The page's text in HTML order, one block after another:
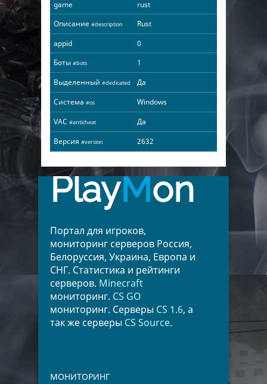
game
rust
Описание #description
Rust
appid
0
Боты #bots
1
Выделенный #dedicated
Да
Система #os
Windows
VAC #anticheat
Да
Версия #version 2632
PlayMon
Портал для игроков,
мониторинг серверов Россия,
Белоруссия, Украина, Европа и
СНГ. Статистика и рейтинги
серверов. Minecraft
мониторинг. CS GO
мониторинг. Серверы CS 1.6, а
так же серверы CS Source.
МОНИТОРИНГ